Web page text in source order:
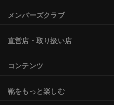
メンバーズクラブ
直営店・取り扱い店
コンテンツ
靴をもっと楽しむ